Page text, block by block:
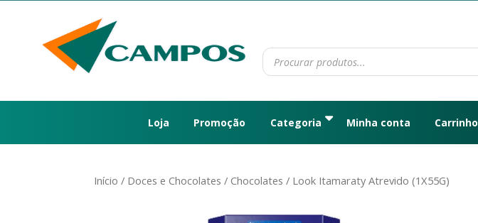
Loja Promoção Categoria Minha conta Carrinho
Início / Doces e Chocolates / Chocolates / Look Itamaraty Atrevido (1X55G)